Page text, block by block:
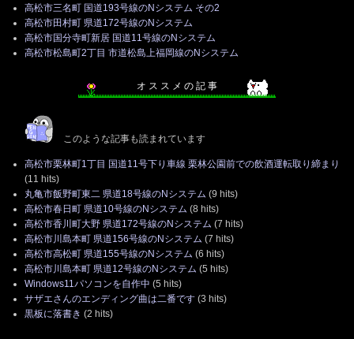
高松市三名町 国道193号線のNシステム その2
高松市田村町 県道172号線のNシステム
高松市国分寺町新居 国道11号線のNシステム
高松市松島町2丁目 市道松島上福岡線のNシステム
オ ス ス メ の 記 事
このような記事も読まれています
高松市栗林町1丁目 国道11号下り車線 栗林公園前での飲酒運転取り締まり
(11 hits)
丸亀市飯野町東二 県道18号線のNシステム (9 hits)
高松市春日町 県道10号線のNシステム (8 hits)
高松市香川町大野 県道172号線のNシステム (7 hits)
高松市川島本町 県道156号線のNシステム (7 hits)
高松市高松町 県道155号線のNシステム (6 hits)
高松市川島本町 県道12号線のNシステム (5 hits)
Windows11パソコンを自作中 (5 hits)
サザエさんのエンディング曲は二番です (3 hits)
黒板に落書き (2 hits)